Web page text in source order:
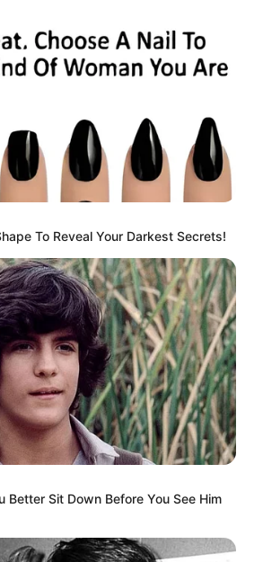
To Reveal Your Darkest Secrets!
Better Sit Down Before You See Him